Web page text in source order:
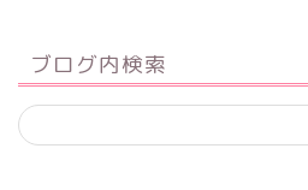
ブログ内検索